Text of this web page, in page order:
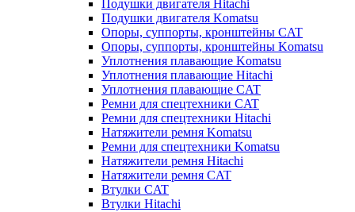
Подушки двигателя Hitachi
Подушки двигателя Komatsu
Опоры, суппорты, кронштейны CAT
Опоры, суппорты, кронштейны Komatsu
Уплотнения плавающие Komatsu
Уплотнения плавающие Hitachi
Уплотнения плавающие CAT
Ремни для спецтехники CAT
Ремни для спецтехники Hitachi
Натяжители ремня Komatsu
Ремни для спецтехники Komatsu
Натяжители ремня Hitachi
Натяжители ремня CAT
Втулки CAT
Втулки Hitachi